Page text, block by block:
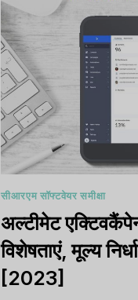
सीआरएम सॉफ्टवेयर समीक्षा
अल्टीमेट
विशेषताएं, मूल्य
[2023]